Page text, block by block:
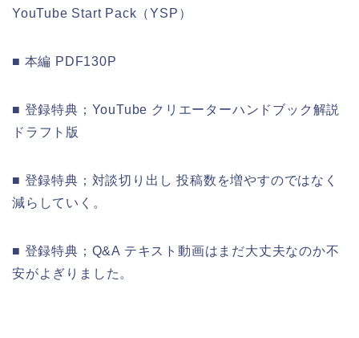
YouTube Start Pack（YSP）
■ 本編 PDF130P
■ 登録特典；YouTube クリエーターハンドブック解説
ドラフト版
■ 登録特典；対談切り出し 投稿数を増やすのではなく
減らしていく。
■ 登録特典；Q&A テキスト動画はまだ大丈夫なのか不
安がよぎりました。